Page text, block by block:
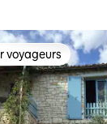
voyageurs
voyageurs